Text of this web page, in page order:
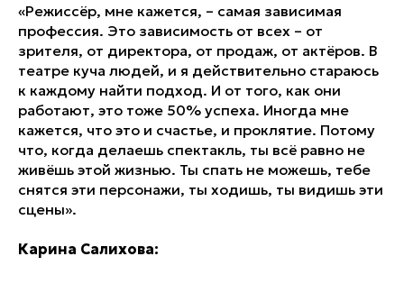
«Режиссёр, мне кажется, – самая зависимая
профессия. Это зависимость от всех – от
зрителя, от директора, от продаж, от актёров. В
театре куча людей, и я действительно стараюсь
к каждому найти подход. И от того, как они
работают, это тоже 50% успеха. Иногда мне
кажется, что это и счастье, и проклятие. Потому
что, когда делаешь спектакль, ты всё равно не
живёшь этой жизнью. Ты спать не можешь, тебе
снятся эти персонажи, ты ходишь, ты видишь эти
сцены».
Карина Салихова: